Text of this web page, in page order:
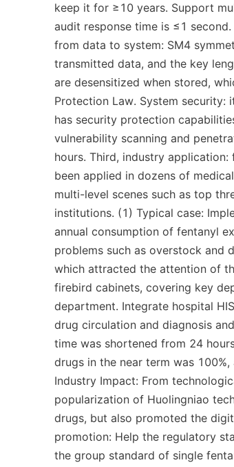
keep it for ≥10 years. Support
audit response time is ≤1
from data to system: SM4
transmitted data, and the key
are desensitized when stored,
Protection Law. System
has security protection
vulnerability scanning and
hours. Third, industry
been applied in dozens of
multi-level scenes such as top
institutions. (1) Typical case:
annual consumption of fentanyl
problems such as overstock and
which attracted the attention of
firebird cabinets, covering key
department. Integrate hospital
drug circulation and diagnosis
time was shortened from 24
drugs in the near term was
Industry Impact: From
popularization of Huolingniao
drugs, but also promoted the
promotion: Help the regulatory
the group standard of single